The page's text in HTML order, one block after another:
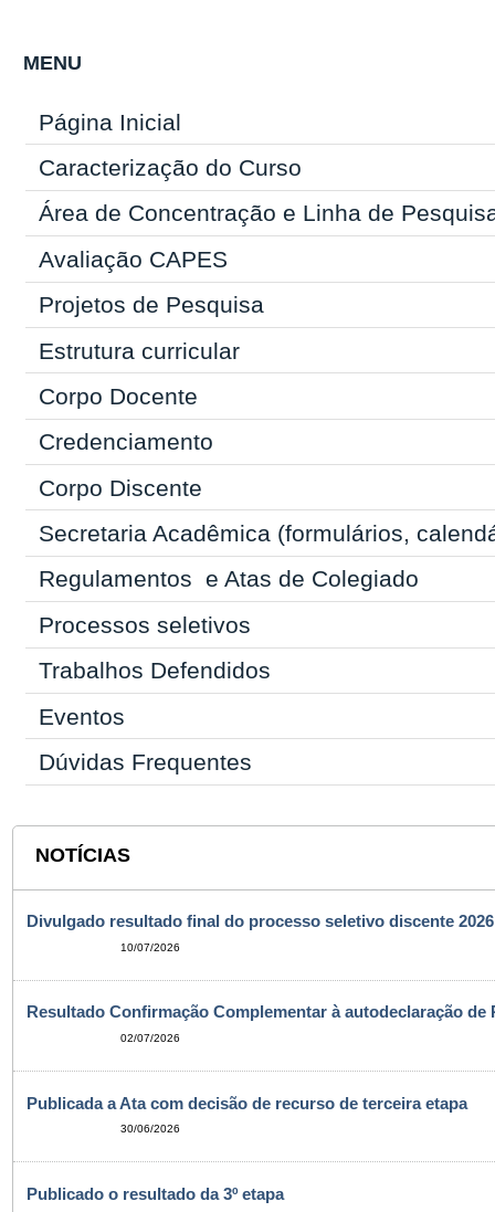
MENU
Página Inicial
Caracterização do Curso
Área de Concentração e Linha de
Avaliação CAPES
Projetos de Pesquisa
Estrutura curricular
Corpo Docente
Credenciamento
Corpo Discente
Secretaria Acadêmica (formulários,
Regulamentos e Atas de Colegiado
Processos seletivos
Trabalhos Defendidos
Eventos
Dúvidas Frequentes
NOTÍCIAS
Divulgado resultado final do processo seletivo discente 2026
10/07/2026
Resultado Confirmação Complementar à autodeclaração de
02/07/2026
Publicada a Ata com decisão de recurso de terceira etapa
30/06/2026
Publicado o resultado da 3º etapa